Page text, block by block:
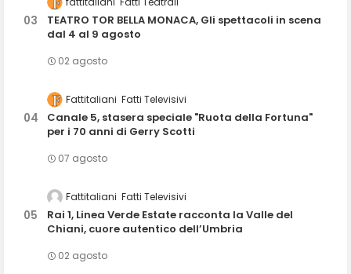
TEATRO TOR BELLA MONACA, Gli spettacoli in scena
dal 4 al 9 agosto
02 agosto
Fattitaliani Fatti Televisivi
Canale 5, stasera speciale "Ruota della Fortuna"
per i 70 anni di Gerry Scotti
07 agosto
Fattitaliani Fatti Televisivi
Rai 1, Linea Verde Estate racconta la Valle del
Chiani, cuore autentico dell’Umbria
02 agosto